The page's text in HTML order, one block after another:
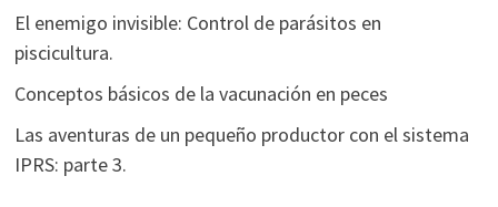
El enemigo invisible: Control de parásitos en
piscicultura.
Conceptos básicos de la vacunación en peces
Las aventuras de un pequeño productor con el sistema
IPRS: parte 3.